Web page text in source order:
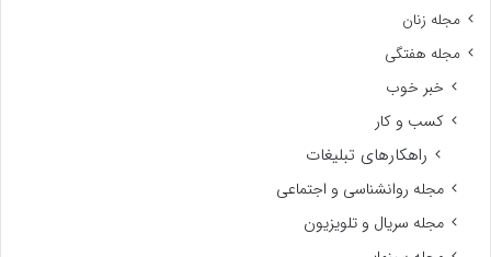
مجله زنان
مجله هفتگی
خبر خوب
کسب و کار
راهکارهای تبلیغات
مجله روانشناسی و اجتماعی
مجله سریال و تلویزیون